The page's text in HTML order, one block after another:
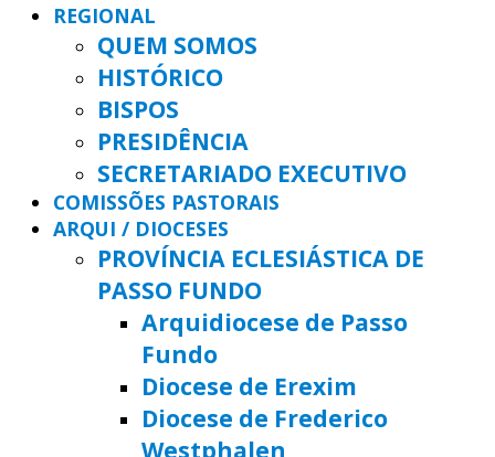
REGIONAL
QUEM SOMOS
HISTÓRICO
BISPOS
PRESIDÊNCIA
SECRETARIADO EXECUTIVO
COMISSÕES PASTORAIS
ARQUI / DIOCESES
PROVÍNCIA ECLESIÁSTICA DE
PASSO FUNDO
Arquidiocese de Passo
Fundo
Diocese de Erexim
Diocese de Frederico
Westphalen